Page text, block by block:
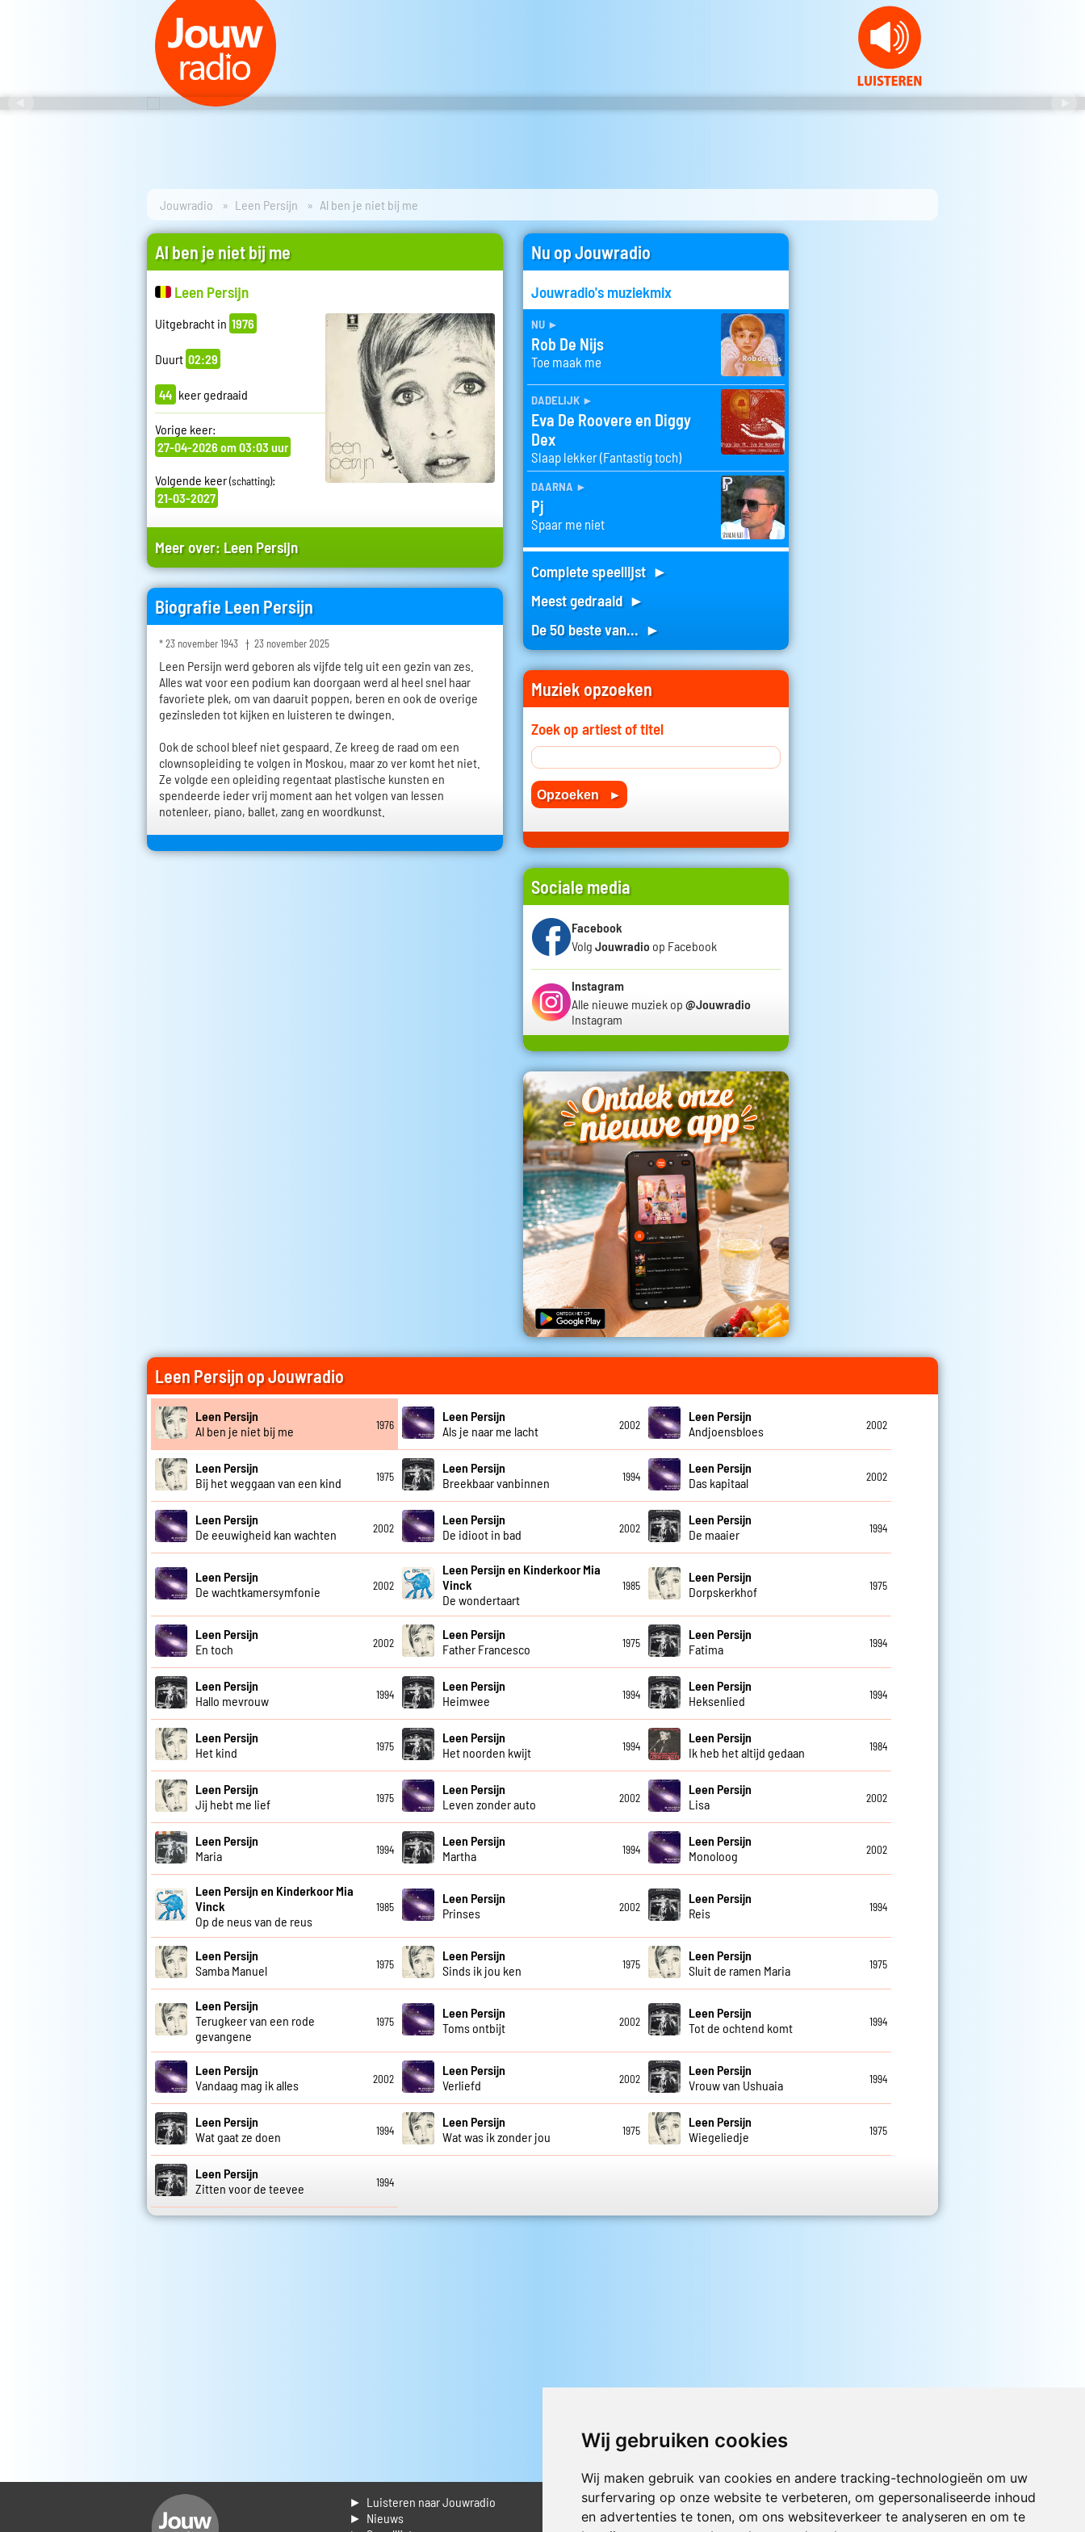
Wij gebruiken cookies
Wij maken gebruik van cookies en andere tracking-technologieën om uw
surfervaring op onze website te verbeteren, om gepersonaliseerde inhoud
en advertenties te tonen, om ons websiteverkeer te analyseren en om te
Jouwradio Leen Persijn Al ben je niet bij me
Al ben je niet bij me
Leen Persijn
Uitgebracht in 1976
Duurt 02:29
44 keer gedraaid
Vorige keer:
27-04-2026 om 03:03 uur
Volgende keer(schatting):
21-03-2027
Meer over: Leen Persijn
Biografie Leen Persijn
* 23 november 1943 † 23 november 2025
Leen Persijn werd geboren als vijfde telg uit een gezin van zes.
Alles wat voor een podium kan doorgaan werd al heel snel haar
favoriete plek, om van daaruit poppen, beren en ook de overige
gezinsleden tot kijken en luisteren te dwingen.
Ook de school bleef niet gespaard. Ze kreeg de raad om een
clownsopleiding te volgen in Moskou, maar zo ver komt het niet.
Ze volgde een opleiding regentaat plastische kunsten en
spendeerde ieder vrij moment aan het volgen van lessen
notenleer, piano, ballet, zang en woordkunst.
Nu op Jouwradio
Jouwradio's muziekmix
nu ►
Rob De Nijs
Toe maak me
dadelijk ►
Eva De Roovere en Diggy
Dex
Slaap lekker (Fantastig toch)
daarna ►
Pj
Spaar me niet
Complete speellijst ►
Meest gedraaid ►
De 50 beste van... ►
Muziek opzoeken
Zoek op artiest of titel
Sociale media
Facebook
Volg Jouwradio op Facebook
Instagram
Alle nieuwe muziek op @Jouwradio
Instagram
Leen Persijn op Jouwradio
Leen Persijn
Al ben je niet bij me
1976
Leen Persijn
Als je naar me lacht
2002
Leen Persijn
Andjoensbloes
2002
Leen Persijn
Bij het weggaan van een kind
1975
Leen Persijn
Breekbaar vanbinnen
1994
Leen Persijn
Das kapitaal
2002
Leen Persijn
De eeuwigheid kan wachten
2002
Leen Persijn
De idioot in bad
2002
Leen Persijn
De maaier
1994
Leen Persijn
De wachtkamersymfonie
2002
Leen Persijn en Kinderkoor Mia
Vinck
De wondertaart
1985
Leen Persijn
Dorpskerkhof
1975
Leen Persijn
En toch
2002
Leen Persijn
Father Francesco
1975
Leen Persijn
Fatima
1994
Leen Persijn
Hallo mevrouw
1994
Leen Persijn
Heimwee
1994
Leen Persijn
Heksenlied
1994
Leen Persijn
Het kind
1975
Leen Persijn
Het noorden kwijt
1994
Leen Persijn
Ik heb het altijd gedaan
1984
Leen Persijn
Jij hebt me lief
1975
Leen Persijn
Leven zonder auto
2002
Leen Persijn
Lisa
2002
Leen Persijn
Maria
1994
Leen Persijn
Martha
1994
Leen Persijn
Monoloog
2002
Leen Persijn en Kinderkoor Mia
Vinck
Op de neus van de reus
1985
Leen Persijn
Prinses
2002
Leen Persijn
Reis
1994
Leen Persijn
Samba Manuel
1975
Leen Persijn
Sinds ik jou ken
1975
Leen Persijn
Sluit de ramen Maria
1975
Leen Persijn
Terugkeer van een rode
gevangene
1975
Leen Persijn
Toms ontbijt
2002
Leen Persijn
Tot de ochtend komt
1994
Leen Persijn
Vandaag mag ik alles
2002
Leen Persijn
Verliefd
2002
Leen Persijn
Vrouw van Ushuaia
1994
Leen Persijn
Wat gaat ze doen
1994
Leen Persijn
Wat was ik zonder jou
1975
Leen Persijn
Wiegeliedje
1975
Leen Persijn
Zitten voor de teevee
1994
► Luisteren naar Jouwradio
► Nieuws
► Livestream informatie
► Muziek opzoeken
Luister nu naar Jouwradio! De beste
Nederlandstalige muziek uit de lage